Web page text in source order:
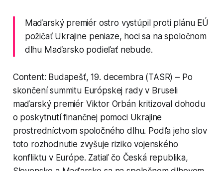
Maďarský premiér ostro vystúpil proti plánu EÚ
požičať Ukrajine peniaze, hoci sa na spoločnom
dlhu Maďarsko podieľať nebude.
Content: Budapešť, 19. decembra (TASR) – Po
skončení summitu Európskej rady v Bruseli
maďarský premiér Viktor Orbán kritizoval dohodu
o poskytnutí finančnej pomoci Ukrajine
prostredníctvom spoločného dlhu. Podľa jeho slov
toto rozhodnutie zvyšuje riziko vojenského
konfliktu v Európe. Zatiaľ čo Česká republika,